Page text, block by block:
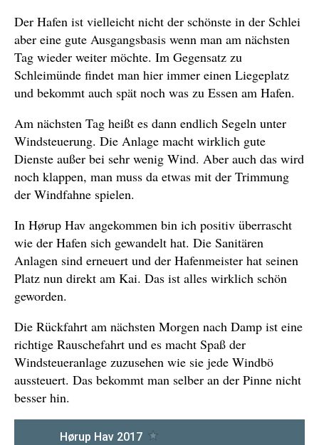
Der Hafen ist vielleicht nicht der schönste in der Schlei
aber eine gute Ausgangsbasis wenn man am nächsten
Tag wieder weiter möchte. Im Gegensatz zu
Schleimünde findet man hier immer einen Liegeplatz
und bekommt auch spät noch was zu Essen am Hafen.
Am nächsten Tag heißt es dann endlich Segeln unter
Windsteuerung. Die Anlage macht wirklich gute
Dienste außer bei sehr wenig Wind. Aber auch das wird
noch klappen, man muss da etwas mit der Trimmung
der Windfahne spielen.
In Hørup Hav angekommen bin ich positiv überrascht
wie der Hafen sich gewandelt hat. Die Sanitären
Anlagen sind erneuert und der Hafenmeister hat seinen
Platz nun direkt am Kai. Das ist alles wirklich schön
geworden.
Die Rückfahrt am nächsten Morgen nach Damp ist eine
richtige Rauschefahrt und es macht Spaß der
Windsteueranlage zuzusehen wie sie jede Windbö
aussteuert. Das bekommt man selber an der Pinne nicht
besser hin.